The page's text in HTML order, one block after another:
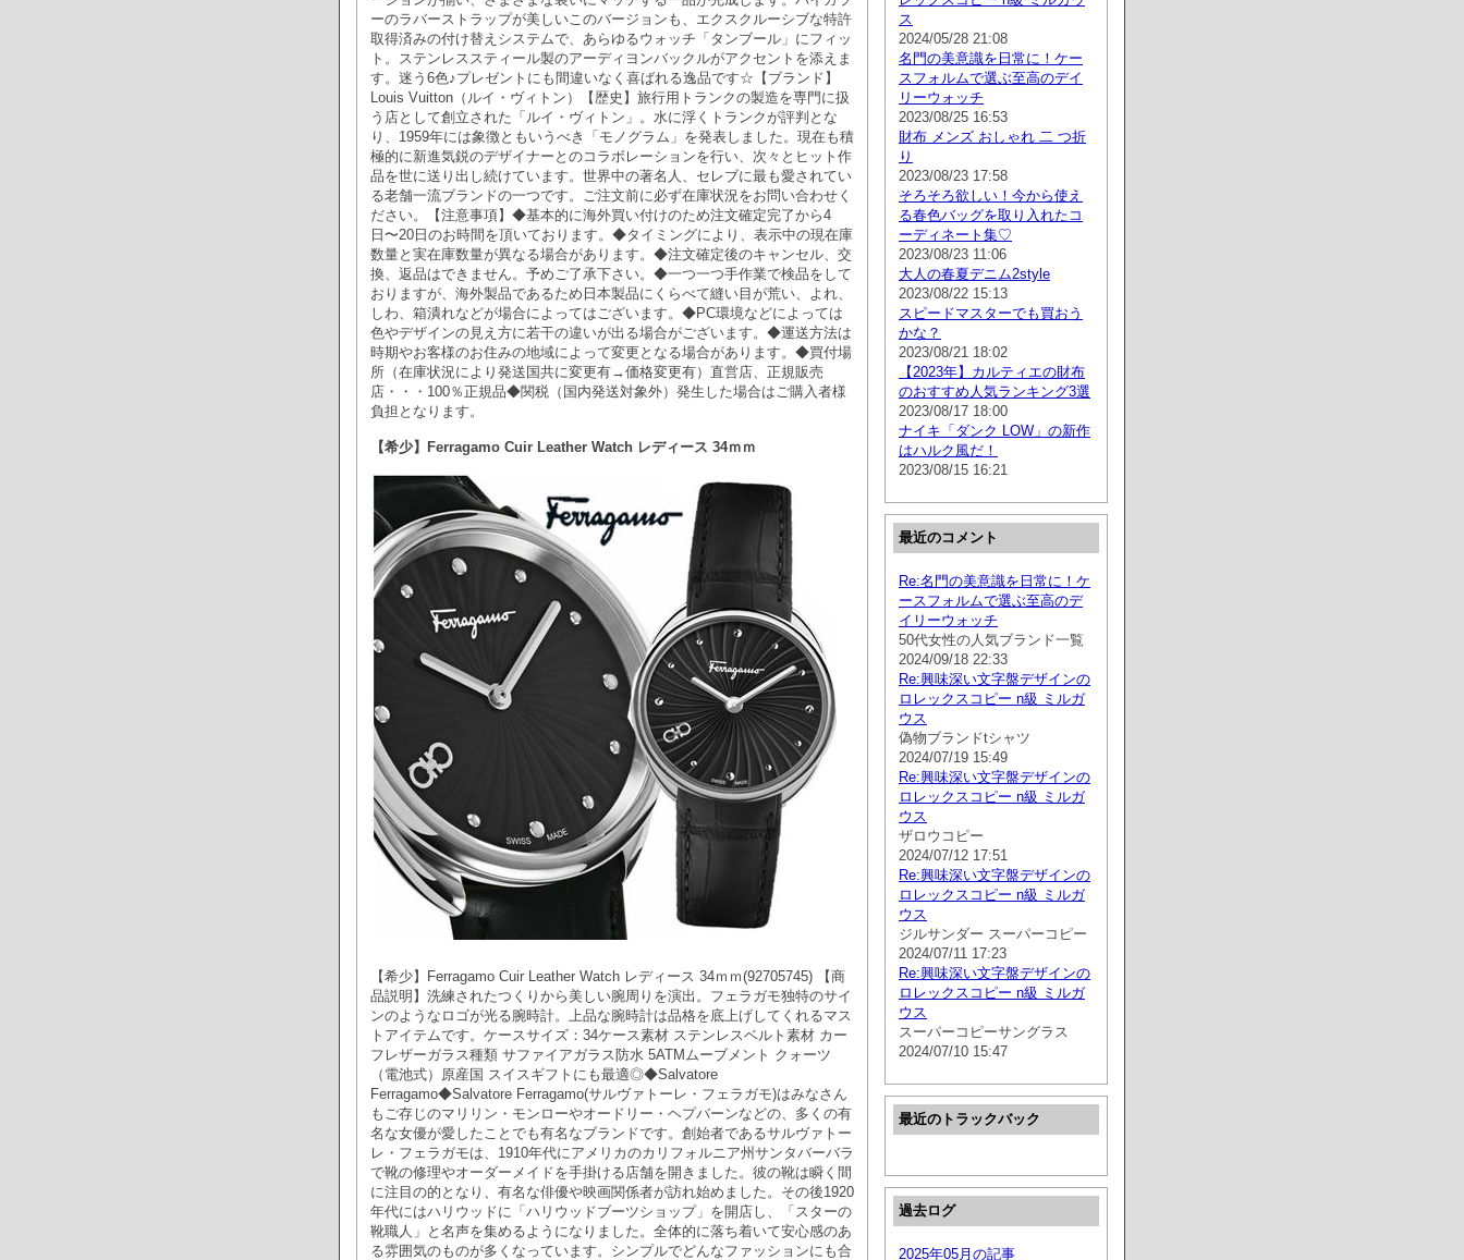
ーのラバーストラップが美しいこのバージョンも、エクスクルーシブな特許
取得済みの付け替えシステムで、あらゆるウォッチ「タンブール」にフィッ
ト。ステンレススティール製のアーディヨンバックルがアクセントを添えま
す。迷う6色♪プレゼントにも間違いなく喜ばれる逸品です☆【ブランド】
Louis Vuitton（ルイ・ヴィトン）【歴史】旅行用トランクの製造を専門に扱
う店として創立された「ルイ・ヴィトン」。水に浮くトランクが評判とな
り、1959年には象徴ともいうべき「モノグラム」を発表しました。現在も積
極的に新進気鋭のデザイナーとのコラボレーションを行い、次々とヒット作
品を世に送り出し続けています。世界中の著名人、セレブに最も愛されてい
る老舗一流ブランドの一つです。ご注文前に必ず在庫状況をお問い合わせく
ださい。【注意事項】◆基本的に海外買い付けのため注文確定完了から4
日〜20日のお時間を頂いております。◆タイミングにより、表示中の現在庫
数量と実在庫数量が異なる場合があります。◆注文確定後のキャンセル、交
換、返品はできません。予めご了承下さい。◆一つ一つ手作業で検品をして
おりますが、海外製品であるため日本製品にくらべて縫い目が荒い、よれ、
しわ、箱潰れなどが場合によってはございます。◆PC環境などによっては
色やデザインの見え方に若干の違いが出る場合がございます。◆運送方法は
時期やお客様のお住みの地域によって変更となる場合があります。◆買付場
所（在庫状況により発送国共に変更有→価格変更有）直営店、正規販売
店・・・100％正規品◆関税（国内発送対象外）発生した場合はご購入者様
負担となります。
【希少】Ferragamo Cuir Leather Watch レディース 34ｍｍ
【希少】Ferragamo Cuir Leather Watch レディース 34ｍｍ(92705745) 【商
品説明】洗練されたつくりから美しい腕周りを演出。フェラガモ独特のサイ
ンのようなロゴが光る腕時計。上品な腕時計は品格を底上げしてくれるマス
トアイテムです。ケースサイズ：34ケース素材 ステンレスベルト素材 カー
フレザーガラス種類 サファイアガラス防水 5ATMムーブメント クォーツ
（電池式）原産国 スイスギフトにも最適◎◆Salvatore
Ferragamo◆Salvatore Ferragamo(サルヴァトーレ・フェラガモ)はみなさん
もご存じのマリリン・モンローやオードリー・ヘプバーンなどの、多くの有
名な女優が愛したことでも有名なブランドです。創始者であるサルヴァトー
レ・フェラガモは、1910年代にアメリカのカリフォルニア州サンタバーバラ
で靴の修理やオーダーメイドを手掛ける店舗を開きました。彼の靴は瞬く間
に注目の的となり、有名な俳優や映画関係者が訪れ始めました。その後1920
年代にはハリウッドに「ハリウッドブーツショップ」を開店し、「スターの
靴職人」と名声を集めるようになりました。全体的に落ち着いて安心感のあ
る雰囲気のものが多くなっています。シンプルでどんなファッションにも合
ス
2024/05/28 21:08
名門の美意識を日常に！ケー
スフォルムで選ぶ至高のデイ
リーウォッチ
2023/08/25 16:53
財布 メンズ おしゃれ 二 つ折
り
2023/08/23 17:58
そろそろ欲しい！今から使え
る春色バッグを取り入れたコ
ーディネート集♡
2023/08/23 11:06
大人の春夏デニム2style
2023/08/22 15:13
スピードマスターでも買おう
かな？
2023/08/21 18:02
【2023年】カルティエの財布
のおすすめ人気ランキング3選
2023/08/17 18:00
ナイキ「ダンク LOW」の新作
はハルク風だ！
2023/08/15 16:21
最近のコメント
Re:名門の美意識を日常に！ケ
ースフォルムで選ぶ至高のデ
イリーウォッチ
50代女性の人気ブランド一覧
2024/09/18 22:33
Re:興味深い文字盤デザインの
ロレックスコピー n級 ミルガ
ウス
偽物ブランドtシャツ
2024/07/19 15:49
Re:興味深い文字盤デザインの
ロレックスコピー n級 ミルガ
ウス
ザロウコピー
2024/07/12 17:51
Re:興味深い文字盤デザインの
ロレックスコピー n級 ミルガ
ウス
ジルサンダー スーパーコピー
2024/07/11 17:23
Re:興味深い文字盤デザインの
ロレックスコピー n級 ミルガ
ウス
スーパーコピーサングラス
2024/07/10 15:47
最近のトラックバック
過去ログ
2025年05月の記事